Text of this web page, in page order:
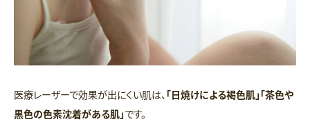
医療レーザーで効果が出にくい肌は、 「日焼けによる褐色肌」「茶色や
黒色の色素沈着がある肌」です。